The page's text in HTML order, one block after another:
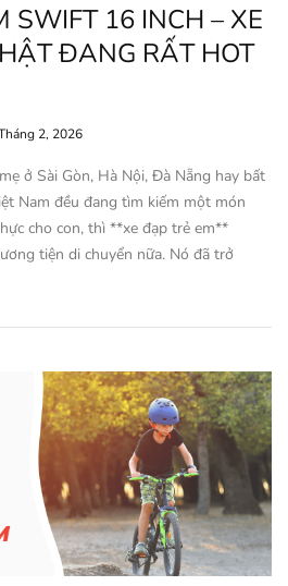
SWIFT 16 INCH – XE
ĐANG RẤT HOT
2, 2026
ở Sài Gòn, Hà Nội, Đà Nẵng hay bất
Nam đều đang tìm kiếm một món
cho con, thì **xe đạp trẻ em**
tiện di chuyển nữa. Nó đã trở